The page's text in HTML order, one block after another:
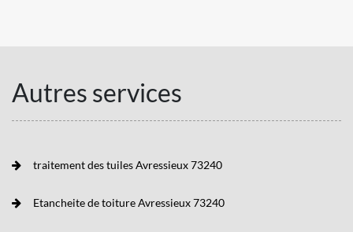
Autres services
traitement des tuiles Avressieux 73240
Etancheite de toiture Avressieux 73240